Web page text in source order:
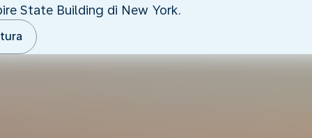
State Building di New York.